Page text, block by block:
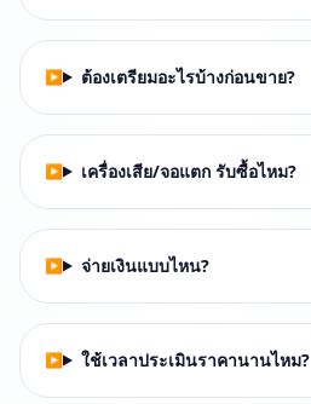
ต้องเตรียมอะไรบ้างก่อนขาย?
เครื่องเสีย/จอแตก รับซื้อไหม?
จ่ายเงินแบบไหน?
ใช้เวลาประเมินราคานานไหม?